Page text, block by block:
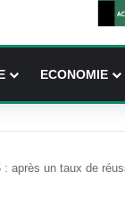
ECONOMIE
: après un taux de